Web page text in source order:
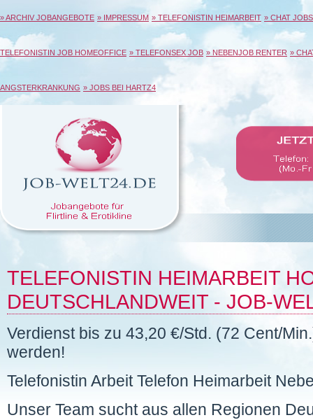
» ARCHIV JOBANGEBOTE » IMPRESSUM » TELEFONISTIN HEIMARBEIT » CHAT JOBS
TELEFONISTIN JOB HOMEOFFICE » TELEFONSEX JOB » NEBENJOB RENTER »
ANGSTERKRANKUNG » JOBS BEI HARTZ4
TELEFONISTIN HEIMARBEIT
DEUTSCHLANDWEIT - JOB-
Verdienst bis zu 43,20 €/Std. (72 Cent/
werden!
Telefonistin Arbeit Telefon Heimarbeit
Unser Team sucht aus allen Regionen